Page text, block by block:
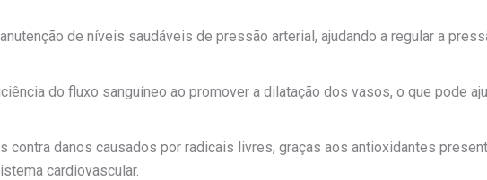
de níveis saudáveis de pressão arterial, ajudando a regular a
do fluxo sanguíneo ao promover a dilatação dos vasos, o que pode
contra danos causados por radicais livres, graças aos antioxidantes
cardiovascular.